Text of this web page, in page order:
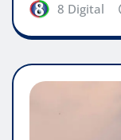
8 Digital